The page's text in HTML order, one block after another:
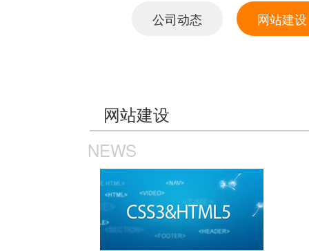
公司动态 网站建设
网站建设
NEWS